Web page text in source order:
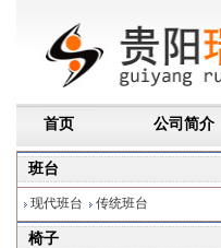
首页 公司简介
班台
现代班台 传统班台
椅子